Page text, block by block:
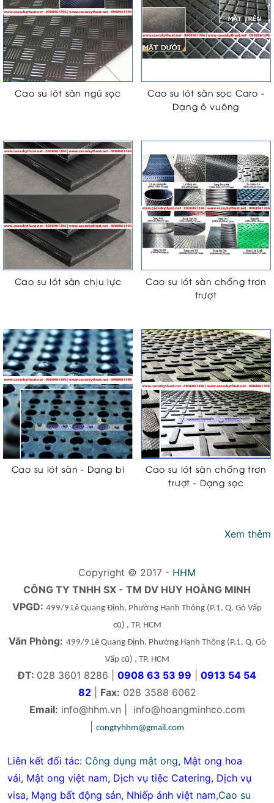
Cao su lót sàn ngũ sọc
Cao su lót sàn sọc Caro -
Dạng ô vuông
Cao su lót sàn chịu lực
Cao su lót sàn chống trơn
trượt
Cao su lót sàn - Dạng bi
Cao su lót sàn chống trơn
trượt - Dạng sọc
Xem thêm
Copyright © 2017 - HHM
CÔNG TY TNHH SX - TM DV HUY HOÀNG MINH
VPGD: 499/9 Lê Quang Định, Phường Hạnh Thông (P.1, Q. Gò Vấp
cũ) , TP. HCM
Văn Phòng: 499/9 Lê Quang Định, Phường Hạnh Thông(P.1, Q. Gò
Vấp cũ) , TP. HCM
ĐT: 028 3601 8286 | 0908 63 53 99
0913 54 54
82| Fax: 028 3588 6062
Email: info@hhm.vn
info@hoangminhco.com
congtyhhm@gmail.com
Liên kết đối tác: Công dụng mật ong, Mật ong hoa
vải, Mật ong việt nam, Dịch vụ tiệc Catering, Dịch vụ
visa, Mạng bất động sản, Nhiếp ảnh việt nam,Cao su